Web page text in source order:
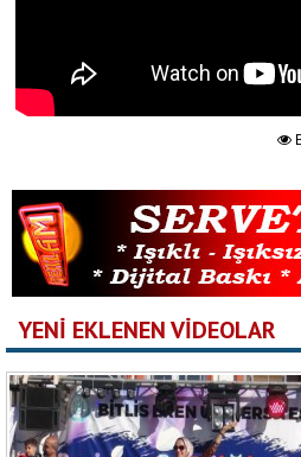
YENİ EKLENEN VİDEOLAR